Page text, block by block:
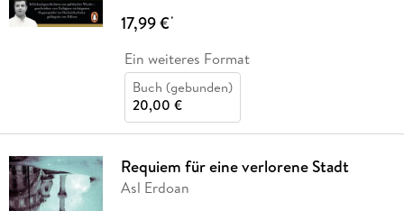
17,99 €*
Ein weiteres Format
Buch (gebunden)
20,00 €
Requiem für eine verlorene Stadt
Asl Erdoan